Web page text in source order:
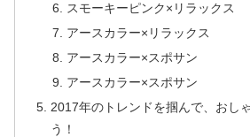
スモーキーピンク×リラックス
アースカラー×リラックス
アースカラー×スポサン
アースカラー×スポサン
2017年のトレンドを掴んで、おし
う！